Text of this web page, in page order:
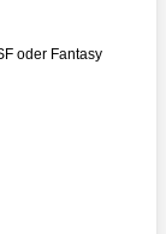
oder Fantasy